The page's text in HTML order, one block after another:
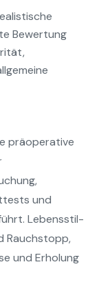
Bewertung
präoperative
und
Lebensstil-
Rauchstopp,
und Erholung